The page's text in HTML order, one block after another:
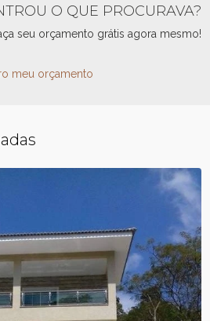
O QUE PROCURAVA?
seu orçamento grátis agora mesmo!
meu orçamento